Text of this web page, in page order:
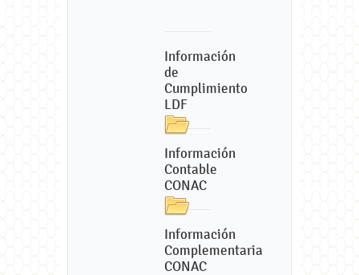
Información
de
Cumplimiento
LDF
Información
Contable
CONAC
Información
Complementaria
CONAC